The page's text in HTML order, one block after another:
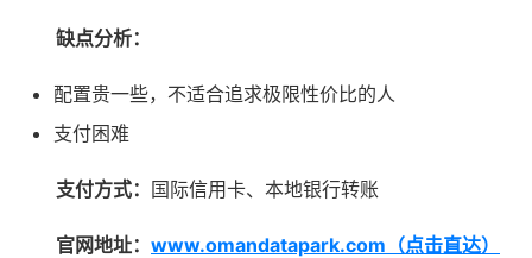
缺点分析：
配置贵一些，不适合追求极限性价比的人
支付困难
支付方式： 国际信用卡、本地银行转账
官网地址： www.omandatapark.com（点击直达）